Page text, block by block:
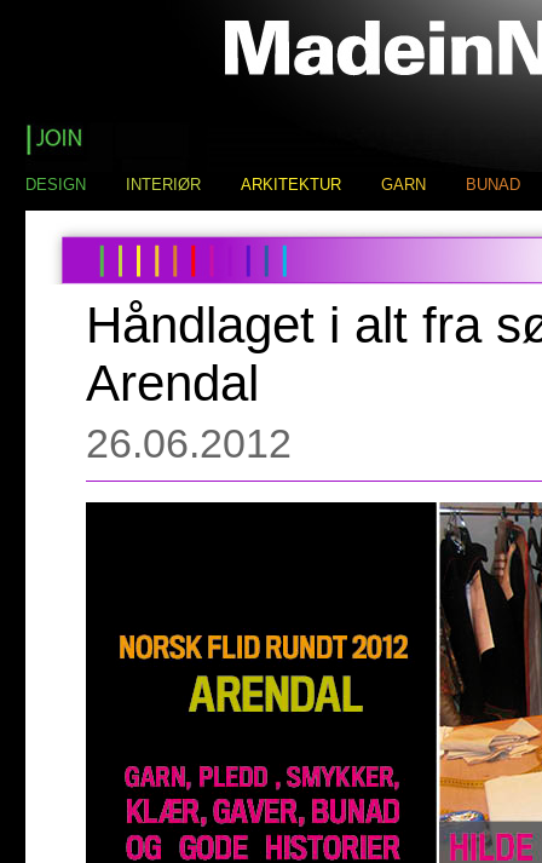
DESIGN INTERIØR ARKITEKTUR GARN BUNAD
Håndlaget i alt fra
Arendal
26.06.2012